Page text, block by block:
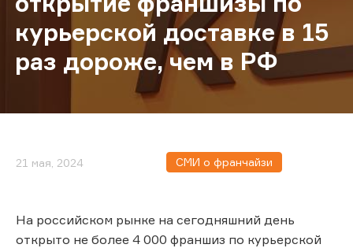
курьерской доставке в 15
раз дороже, чем в РФ
21 мая, 2024 СМИ о франчайзи
На российском рынке на сегодняшний день
открыто не более 4 000 франшиз по курьерской